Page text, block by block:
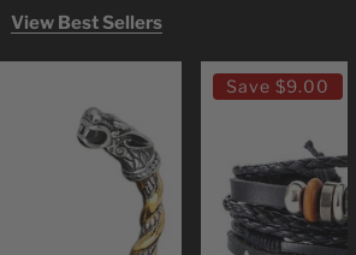
View Best Sellers
Bracelet
Viking
Save $9.00